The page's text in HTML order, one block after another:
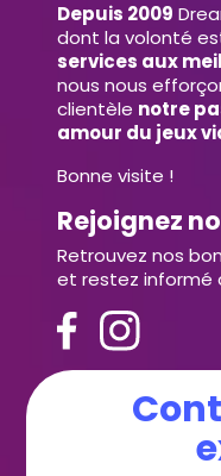
Depuis 2009
dont la volonté
services aux
nous nous
clientèle notre
amour du jeux
Bonne visite !
Rejoignez
Retrouvez nos
et restez informé